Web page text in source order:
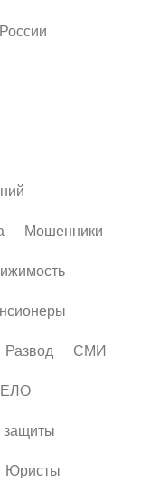
Мошенники
Развод СМИ
защиты
Юристы